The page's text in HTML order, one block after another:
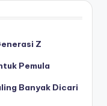
Z
Pemula
Banyak Dicari